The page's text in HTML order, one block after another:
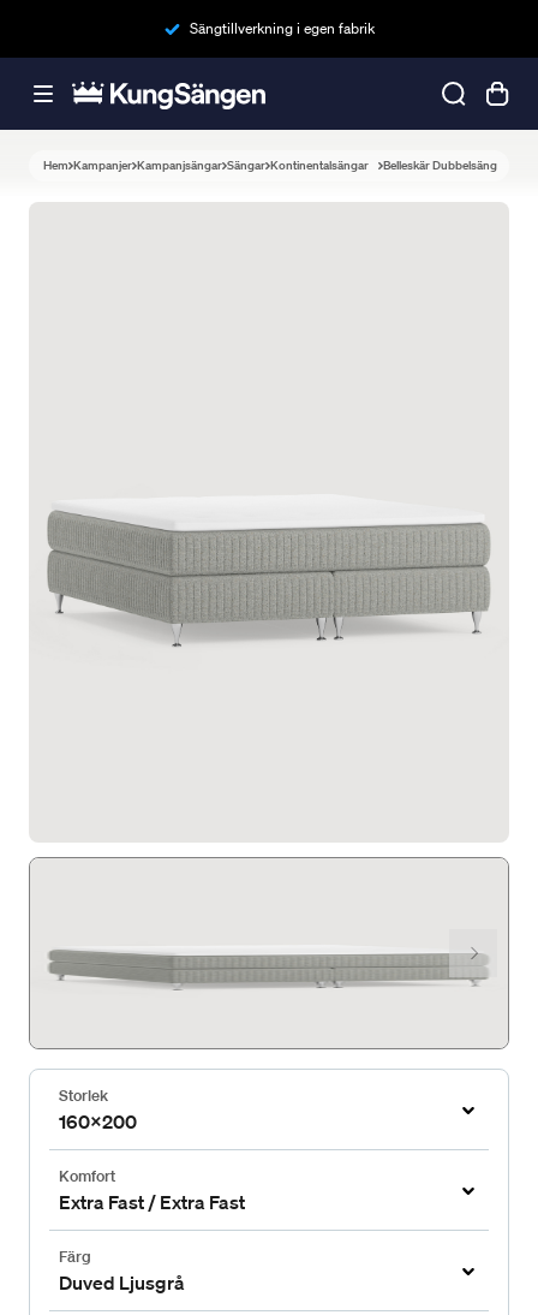
Sängtillverkning i egen fabrik
Hem Kampanjer Kampanjsängar Sängar Kontinentalsängar Belleskär Dubbelsäng
Storlek
160x200
Komfort
Extra Fast / Extra Fast
Färg
Duved Ljusgrå